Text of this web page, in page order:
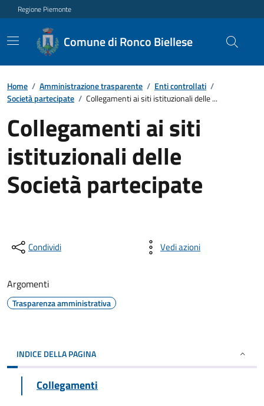
Regione Piemonte
Comune di Ronco Biellese
Home / Amministrazione trasparente / Enti controllati /
Società partecipate / Collegamenti ai siti istituzionali delle ...
Collegamenti ai siti
istituzionali delle
Società partecipate
Condividi Vedi azioni
Argomenti
Trasparenza amministrativa
INDICE DELLA PAGINA
Collegamenti